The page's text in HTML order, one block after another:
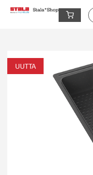
UUTTA